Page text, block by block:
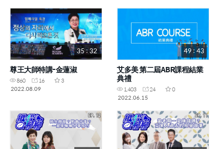
35 : 32
尊王大師特講-金蓮淑
860 16
3
2022.08.09
49 : 43
艾多美 第二屆ABR課程結業
典禮
1,403 24
0
2022.06.15